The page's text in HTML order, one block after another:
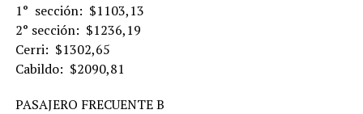
1° sección: $1103,13
2° sección: $1236,19
Cerri: $1302,65
Cabildo: $2090,81
PASAJERO FRECUENTE B